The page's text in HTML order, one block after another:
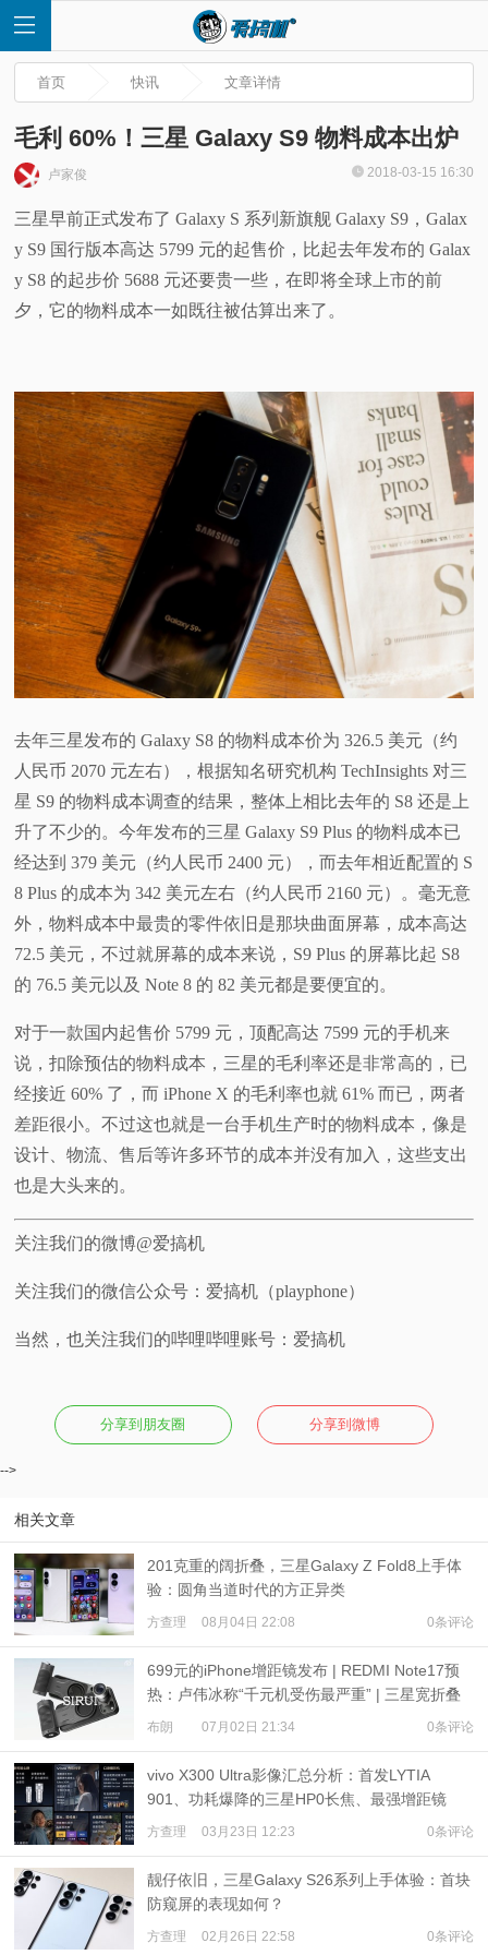
页
快
评
测
频
科
普
体
验
专
首页 快讯 文章详情
毛利 60%！三星 Galaxy S9 物料成本出炉
卢家俊 2018-03-15 16:30
三星早前正式发布了 Galaxy S 系列新旗舰 Galaxy S9，Galax
y S9 国行版本高达 5799 元的起售价，比起去年发布的 Galax
y S8 的起步价 5688 元还要贵一些，在即将全球上市的前
夕，它的物料成本一如既往被估算出来了。
去年三星发布的 Galaxy S8 的物料成本价为 326.5 美元（约
人民币 2070 元左右），根据知名研究机构 TechInsights 对三
星 S9 的物料成本调查的结果，整体上相比去年的 S8 还是上
升了不少的。今年发布的三星 Galaxy S9 Plus 的物料成本已
经达到 379 美元（约人民币 2400 元），而去年相近配置的 S
8 Plus 的成本为 342 美元左右（约人民币 2160 元）。毫无意
外，物料成本中最贵的零件依旧是那块曲面屏幕，成本高达
72.5 美元，不过就屏幕的成本来说，S9 Plus 的屏幕比起 S8
的 76.5 美元以及 Note 8 的 82 美元都是要便宜的。
对于一款国内起售价 5799 元，顶配高达 7599 元的手机来
说，扣除预估的物料成本，三星的毛利率还是非常高的，已
经接近 60% 了，而 iPhone X 的毛利率也就 61% 而已，两者
差距很小。不过这也就是一台手机生产时的物料成本，像是
设计、物流、售后等许多环节的成本并没有加入，这些支出
也是大头来的。
关注我们的微博@爱搞机
关注我们的微信公众号：爱搞机（playphone）
当然，也关注我们的哔哩哔哩账号：爱搞机
分享到朋友圈 分享到微博
-->
相关文章
201克重的阔折叠，三星Galaxy Z Fold8上手体
验：圆角当道时代的方正异类
方查理 08月04日 22:08 0条评论
699元的iPhone增距镜发布 | REDMI Note17预
热：卢伟冰称“千元机受伤最严重” | 三星宽折叠
或7月22日发布
布朗 07月02日 21:34 0条评论
vivo X300 Ultra影像汇总分析：首发LYTIA
901、功耗爆降的三星HP0长焦、最强增距镜
方查理 03月23日 12:23 0条评论
靓仔依旧，三星Galaxy S26系列上手体验：首块
防窥屏的表现如何？
方查理 02月26日 22:58 0条评论